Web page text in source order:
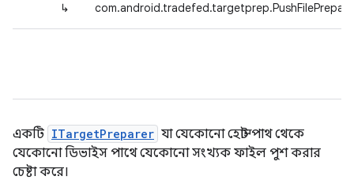
↳
একটি ITargetPreparer যা যেকোনো হোস্ট পাথ থেকে
যেকোনো ডিভাইস পাথে যেকোনো সংখ্যক ফাইল পুশ করার
চেষ্টা করে।